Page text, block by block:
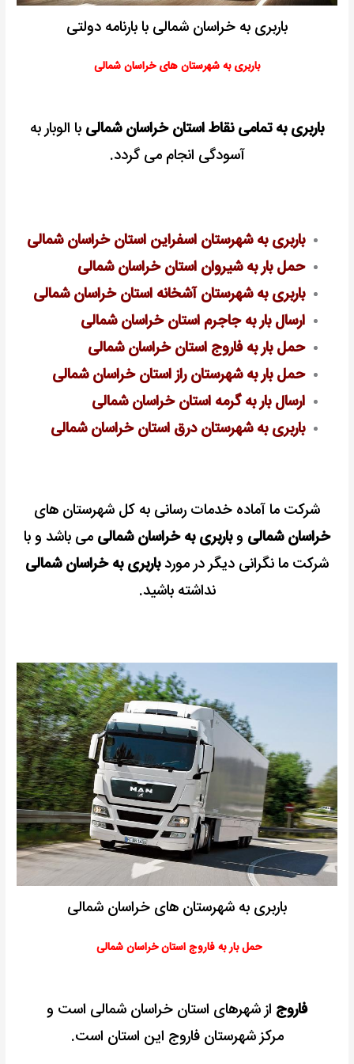
باربری به خراسان شمالی با بارنامه دولتی
باربری به شهرستان های خراسان شمالی
باربری به تمامی نقاط استان خراسان شمالی با الوبار به
آسودگی انجام می گردد.
باربری به شهرستان اسفراین استان خراسان شمالی
حمل بار به شیروان استان خراسان شمالی
باربری به شهرستان آشخانه استان خراسان شمالی
ارسال بار به جاجرم استان خراسان شمالی
حمل بار به فاروج استان خراسان شمالی
حمل بار به شهرستان راز استان خراسان شمالی
ارسال بار به گرمه استان خراسان شمالی
باربری به شهرستان درق استان خراسان شمالی
شرکت ما آماده خدمات رسانی به کل شهرستان های
خراسان شمالی وباربری به خراسان شمالی می باشد و با
شرکت ما نگرانی دیگر در موردباربری به خراسان شمالی
نداشته باشید.
باربری به شهرستان های خراسان شمالی
حمل بار به فاروج استان خراسان شمالی
فاروج از شهرهای استان خراسان شمالی است و
مرکز شهرستان فاروج این استان است.